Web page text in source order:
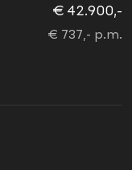
€ 42.900,-
€ 737,- p.m.